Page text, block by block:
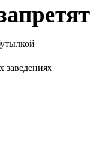
заведениях